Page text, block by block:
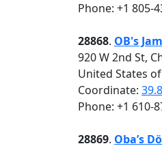
Phone: +1 805-
28868. OB's
920 W 2nd St,
United States
Coordinate:
Phone: +1 610-
28869. Oba’s